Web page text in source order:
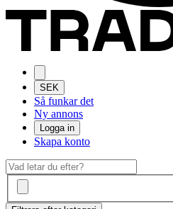
SEK
Så funkar det
Ny annons
Logga in
Skapa konto